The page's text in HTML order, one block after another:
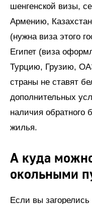
шенгенской визы,
Армению,
(нужна виза этого
Египет (виза
Турцию, Грузию,
страны не ставят
дополнительных
наличия обратного
жилья.
А куда
окольными
Если вы